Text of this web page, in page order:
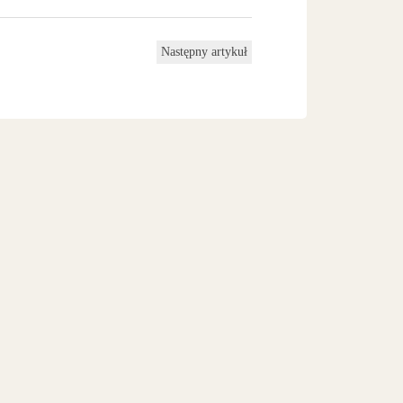
Następny artykuł